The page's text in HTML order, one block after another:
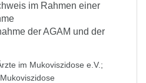
im Rahmen einer
der AGAM und der
im Mukoviszidose e.V. ;